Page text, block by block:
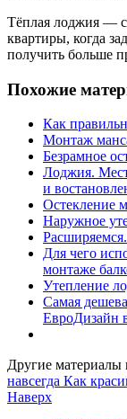
Тёплая лоджия —
квартиры, когда
получить больше
Похожие
Как
Монтаж
Безрамное
Лоджия.
и
Остекление
Наружное
Для чего
монтаже
Утепление
Самая
ЕвроДизайн
Другие материалы
навсегда Как
Наверх